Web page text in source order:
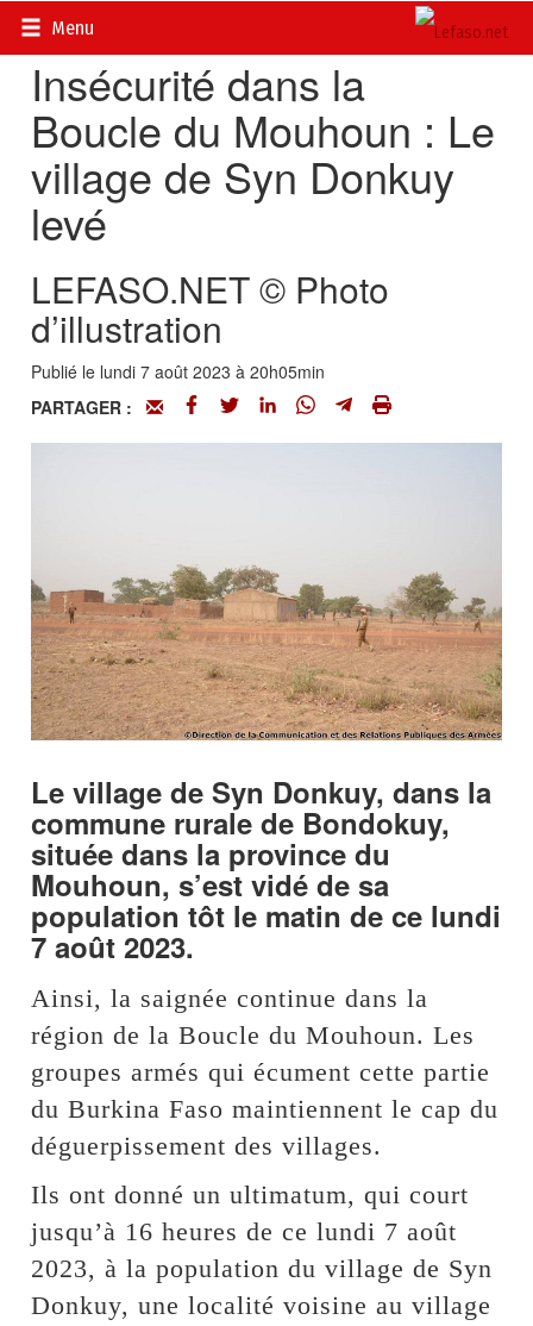
Menu
Accueil>
Insécurité dans la
Boucle du Mouhoun : Le
village de Syn Donkuy
levé
LEFASO.NET © Photo
d’illustration
Publié le lundi 7 août 2023 à 20h05min
PARTAGER :
Le village de Syn Donkuy, dans la
commune rurale de Bondokuy,
située dans la province du
Mouhoun, s’est vidé de sa
population tôt le matin de ce lundi
7 août 2023.
Ainsi, la saignée continue dans la
région de la Boucle du Mouhoun. Les
groupes armés qui écument cette partie
du Burkina Faso maintiennent le cap du
déguerpissement des villages.
Ils ont donné un ultimatum, qui court
jusqu’à 16 heures de ce lundi 7 août
2023, à la population du village de Syn
Donkuy, une localité voisine au village